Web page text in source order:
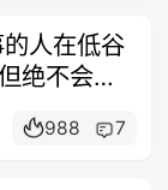
人在低谷
绝不会去
988 7